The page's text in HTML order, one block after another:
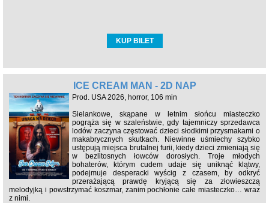
KUP BILET
ICE CREAM MAN - 2D NAP
Prod. USA 2026, horror, 106 min
Sielankowe, skąpane w letnim słońcu miasteczko
pogrąża się w szaleństwie, gdy tajemniczy sprzedawca
lodów zaczyna częstować dzieci słodkimi przysmakami o
makabrycznych skutkach. Niewinne uśmiechy szybko
ustępują miejsca brutalnej furii, kiedy dzieci zmieniają się
w bezlitosnych łowców dorosłych. Troje młodych
bohaterów, którym cudem udaje się uniknąć klątwy,
podejmuje desperacki wyścig z czasem, by odkryć
przerażającą prawdę kryjącą się za złowieszczą
melodyjką i powstrzymać koszmar, zanim pochłonie całe miasteczko… wraz
z nimi.